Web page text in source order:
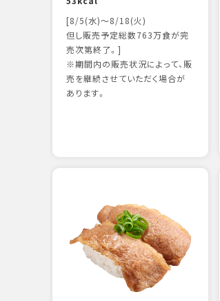
[8/5(水)～8/18(火)
但し販売予定総数763万食が完
売次第終了。]
※期間内の販売状況によって、販
売を継続させていただく場合が
あります。